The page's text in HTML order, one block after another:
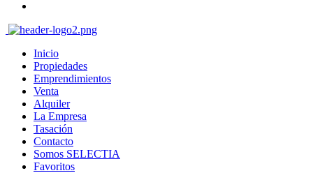
Inicio
Propiedades
Emprendimientos
Venta
Alquiler
La Empresa
Tasación
Contacto
Somos SELECTIA
Favoritos